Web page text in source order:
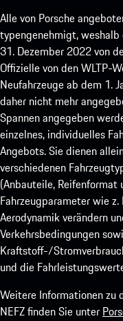
Alle von Porsche
typengenehmigt, weshalb
31. Dezember 2022 von
Offizielle von den WLTP-
Neufahrzeuge ab dem 1.
daher nicht mehr
Spannen angegeben
einzelnes, individuelles
Angebots. Sie dienen
verschiedenen
(Anbauteile, Reifenformat
Fahrzeugparameter wie
Aerodynamik verändern
Verkehrsbedingungen
Kraftstoff-/
und die
Weitere Informationen zu
NEFZ finden Sie unter